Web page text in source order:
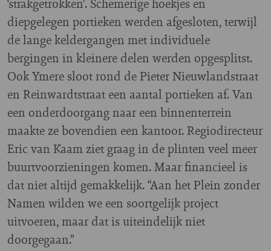
diepgelegen portieken werden afgesloten, terwijl
de lange keldergangen met individuele
bergingen in kleinere delen werden opgesplitst.
Ook Ymere sloot rond de Pieter Nieuwlandstraat
en Reinwardtstraat een aantal portieken af. Van
een onderdoorgang naar een binnenterrein
maakte ze bovendien een kantoor. Regiodirecteur
Eric van Kaam ziet graag in de plinten veel meer
buurtvoorzieningen komen. Maar financieel is
dat niet altijd gemakkelijk. “Aan het Plein zonder
Namen wilden we een soortgelijk project
uitvoeren, maar dat is uiteindelijk niet
doorgegaan.”